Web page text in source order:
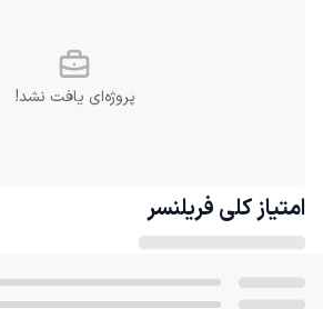
پروژه‌ای یافت نشد!
امتیاز کلی فریلنسر